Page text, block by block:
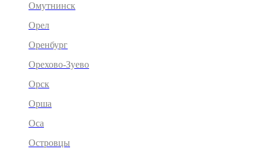
Омутнинск
Орел
Оренбург
Орехово-Зуево
Орск
Орша
Оса
Островцы